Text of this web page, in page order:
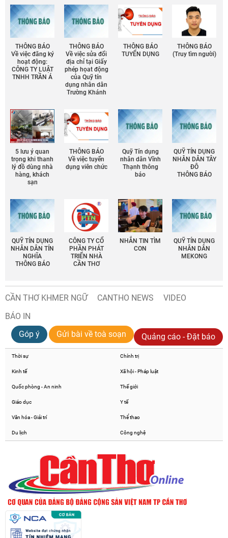
THÔNG BÁO
Về việc đăng ký
hoạt động:
CÔNG TY LUẬT
TNHH TRẦN Á
THÔNG BÁO
Về việc sửa đổi
địa chỉ tại Giấy
phép họat động
của Quỹ tín
dụng nhân dân
Trường Khánh
THÔNG BÁO
TUYỂN DỤNG
THÔNG BÁO
(Truy tìm người)
5 lưu ý quan
trọng khi thanh
lý đồ dùng nhà
hàng, khách
sạn
THÔNG BÁO
Về việc tuyển
dụng viên chức
Quỹ Tín dụng
nhân dân Vĩnh
Thạnh thông
báo
QUỸ TÍN DỤNG
NHÂN DÂN TÂY
ĐÔ
THÔNG BÁO
QUỸ TÍN DỤNG
NHÂN DÂN TÍN
NGHĨA
THÔNG BÁO
CÔNG TY CỔ
PHẦN PHÁT
TRIỂN NHÀ
CẦN THƠ
NHẮN TIN TÌM
CON
QUỸ TÍN DỤNG
NHÂN DÂN
MEKONG
CẦN THƠ KHMER NGỮ CANTHO NEWS
VIDEO
BÁO IN
Góp ý
Gửi bài về toà soạn Quảng cáo - Đặt báo
Thời sự Chính trị
Kinh tế Xã hội - Pháp luật
Quốc phòng - An ninh Thế giới
Giáo dục Y tế
Văn hóa - Giải trí Thể thao
Du lịch Công nghệ